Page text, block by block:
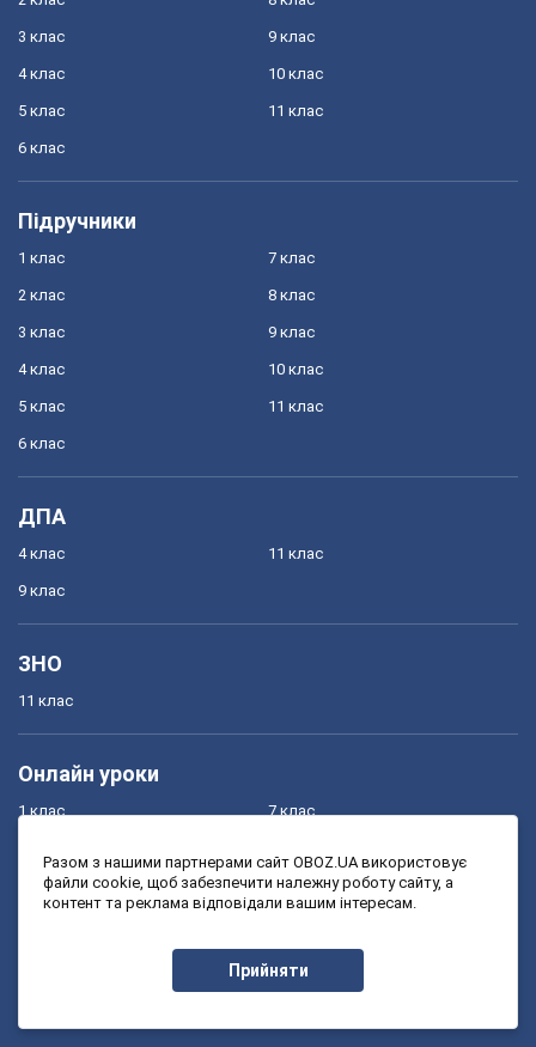
3 клас
4 клас
5 клас
6 клас
9 клас
10 клас
11 клас
Підручники
1 клас
2 клас
3 клас
4 клас
5 клас
6 клас
7 клас
8 клас
9 клас
10 клас
11 клас
ДПА
4 клас
9 клас
11 клас
ЗНО
11 клас
Онлайн уроки
1 клас
3 клас
7 клас
9 клас
Разом з нашими партнерами сайт OBOZ.UA використовує
файли cookie, щоб забезпечити належну роботу сайту, а
контент та реклама відповідали вашим інтересам.
Прийняти